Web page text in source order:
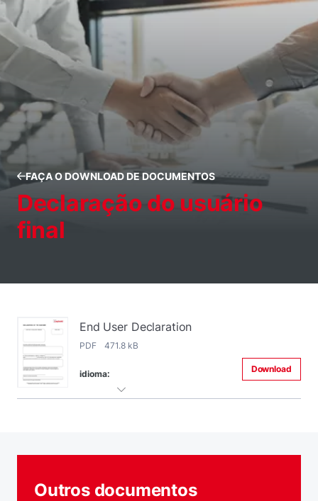
FAÇA O DOWNLOAD DE DOCUMENTOS
Declaração do usuário
final
End User Declaration
PDF 471.8 kB
idioma: Download
Outros documentos